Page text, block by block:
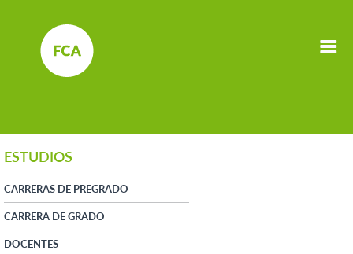
ESTUDIOS
CARRERAS DE PREGRADO
CARRERA DE GRADO
DOCENTES